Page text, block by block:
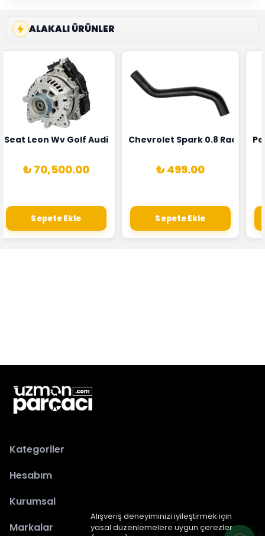
Alışveriş deneyiminizi iyileştirmek için
yasal düzenlemelere uygun çerezler
ALAKALI ÜRÜNLER
Sensörü Bosch Marka 1628HN-0258010081
Seat Leon Wv Golf Audi A3 Şarj Alternatörü Valeo Marka
₺ 70,500.00
Sepete Ekle
Chevrolet Spark 0.8 Radyatör
₺ 499.00
Sepete Ekle
Kategoriler
Hesabım
Kurumsal
Markalar